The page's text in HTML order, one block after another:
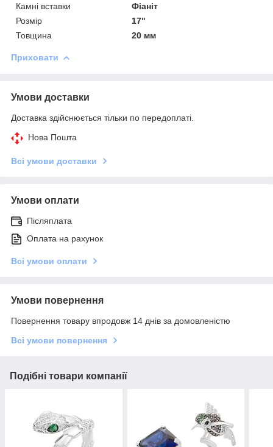
Камні вставки
Фіаніт
Розмір
17"
Товщина
20 мм
Приховати
Умови доставки
Доставка здійснюється тільки по передоплаті.
Нова Пошта
Всі умови доставки
Умови оплати
Післяплата
Оплата на рахунок
Всі умови оплати
Умови повернення
Повернення товару впродовж 14 днів за домовленістю
Всі умови повернення
Подібні товари компанії